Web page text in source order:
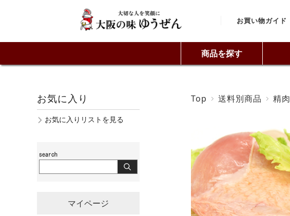
お買い物ガイド
商品を探す
Top 送料別商品 精肉
お気に入り
お気に入りリストを見る
マイページ